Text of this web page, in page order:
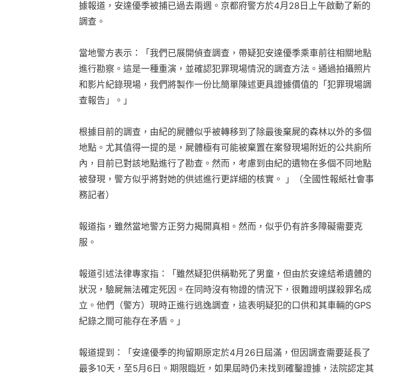
據報道，安達優季被捕已過去兩週。京都府警方於4月28日上午啟動了新的
調查。
當地警方表示：「我們已展開偵查調查，帶疑犯安達優季乘車前往相關地點
進行勘察。這是一種重演，並確認犯罪現場情況的調查方法。通過拍攝照片
和影片紀錄現場，我們將製作一份比簡單陳述更具證據價值的「犯罪現場調
查報告」。」
根據目前的調查，由紀的屍體似乎被轉移到了除最後棄屍的森林以外的多個
地點。尤其值得一提的是，屍體極有可能被棄置在案發現場附近的公共廁所
內，目前已對該地點進行了勘查。然而，考慮到由紀的遺物在多個不同地點
被發現，警方似乎將對她的供述進行更詳細的核實。 」（全國性報紙社會事
務記者）
報道指，雖然當地警方正努力揭開真相。然而，似乎仍有許多障礙需要克
服。
報道引述法律專家指：「雖然疑犯供稱勒死了男童，但由於安達結希遺體的
狀況，驗屍無法確定死因。在同時沒有物證的情況下，很難證明謀殺罪名成
立。他們（警方）現時正進行逃逸調查，這表明疑犯的口供和其車輛的GPS
紀錄之間可能存在矛盾。」
報道提到：「安達優季的拘留期原定於4月26日屆滿，但因調查需要延長了
最多10天，至5月6日。期限臨近，如果屆時仍未找到確鑿證據，法院認定其